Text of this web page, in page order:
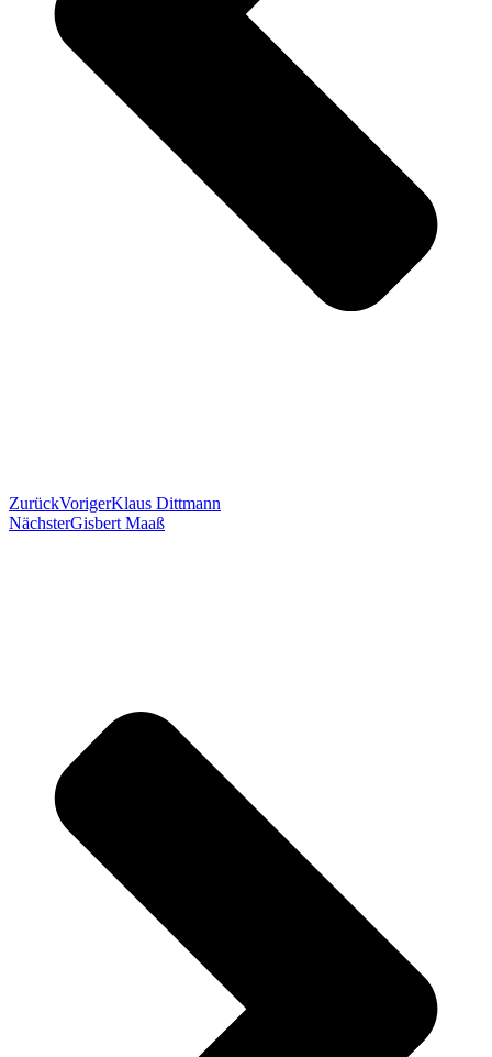
ZurückVorigerKlaus Dittmann
NächsterGisbert Maaß